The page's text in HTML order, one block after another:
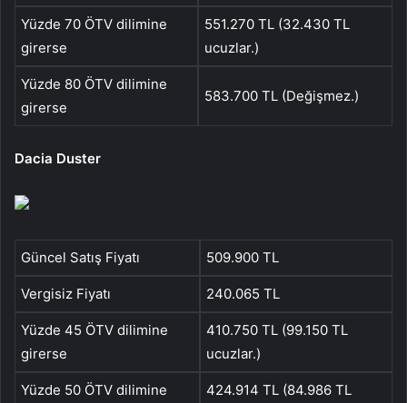
Yüzde 70 ÖTV dilimine
girerse
551.270 TL (32.430 TL
ucuzlar.)
Yüzde 80 ÖTV dilimine
girerse
583.700 TL (Değişmez.)
Dacia Duster
Güncel Satış Fiyatı 509.900 TL
Vergisiz Fiyatı 240.065 TL
Yüzde 45 ÖTV dilimine
girerse
410.750 TL (99.150 TL
ucuzlar.)
Yüzde 50 ÖTV dilimine
424.914 TL (84.986‬ TL